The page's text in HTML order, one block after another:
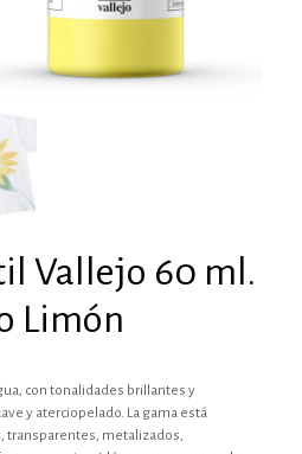
Vallejo 60 ml.
Limón
con tonalidades brillantes y
y aterciopelado. La gama está
transparentes, metalizados,